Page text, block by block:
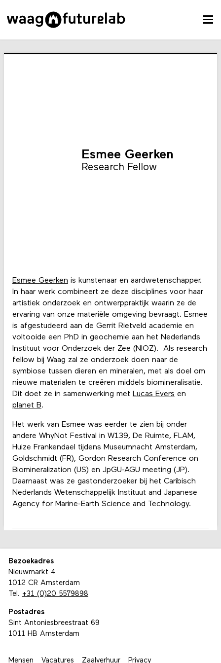
Esmee Geerken
Research Fellow
Esmee Geerken is kunstenaar en aardwetenschapper.
In haar werk combineert ze deze disciplines voor haar
artistiek onderzoek en ontwerppraktijk waarin ze de
ervaring van onze materiële omgeving bevraagt. Esmee
is afgestudeerd aan de Gerrit Rietveld academie en
voltooide een PhD in geochemie aan het Nederlands
Instituut voor Onderzoek der Zee (NIOZ). Als research
fellow bij Waag zal ze onderzoek doen naar de
symbiose tussen dieren en mineralen, met als doel om
nieuwe materialen te creëren middels biomineralisatie.
Dit doet ze in samenwerking met Lucas Evers en
planet B.
Het werk van Esmee was eerder te zien bij onder
andere WhyNot Festival in W139, De Ruimte, FLAM,
Huize Frankendael tijdens Museumnacht Amsterdam,
Goldschmidt (FR), Gordon Research Conference on
Biomineralization (US) en JpGU-AGU meeting (JP).
Daarnaast was ze gastonderzoeker bij het Caribisch
Nederlands Wetenschappelijk Instituut and Japanese
Agency for Marine-Earth Science and Technology.
Bezoekadres
Nieuwmarkt 4
1012 CR Amsterdam
Tel. +31 (0)20 5579898
Postadres
Sint Antoniesbreestraat 69
1011 HB Amsterdam
Mensen Vacatures Zaalverhuur Privacy